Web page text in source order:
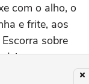
com o alho, o
e frite, aos
sobre
arrume
o tomate,